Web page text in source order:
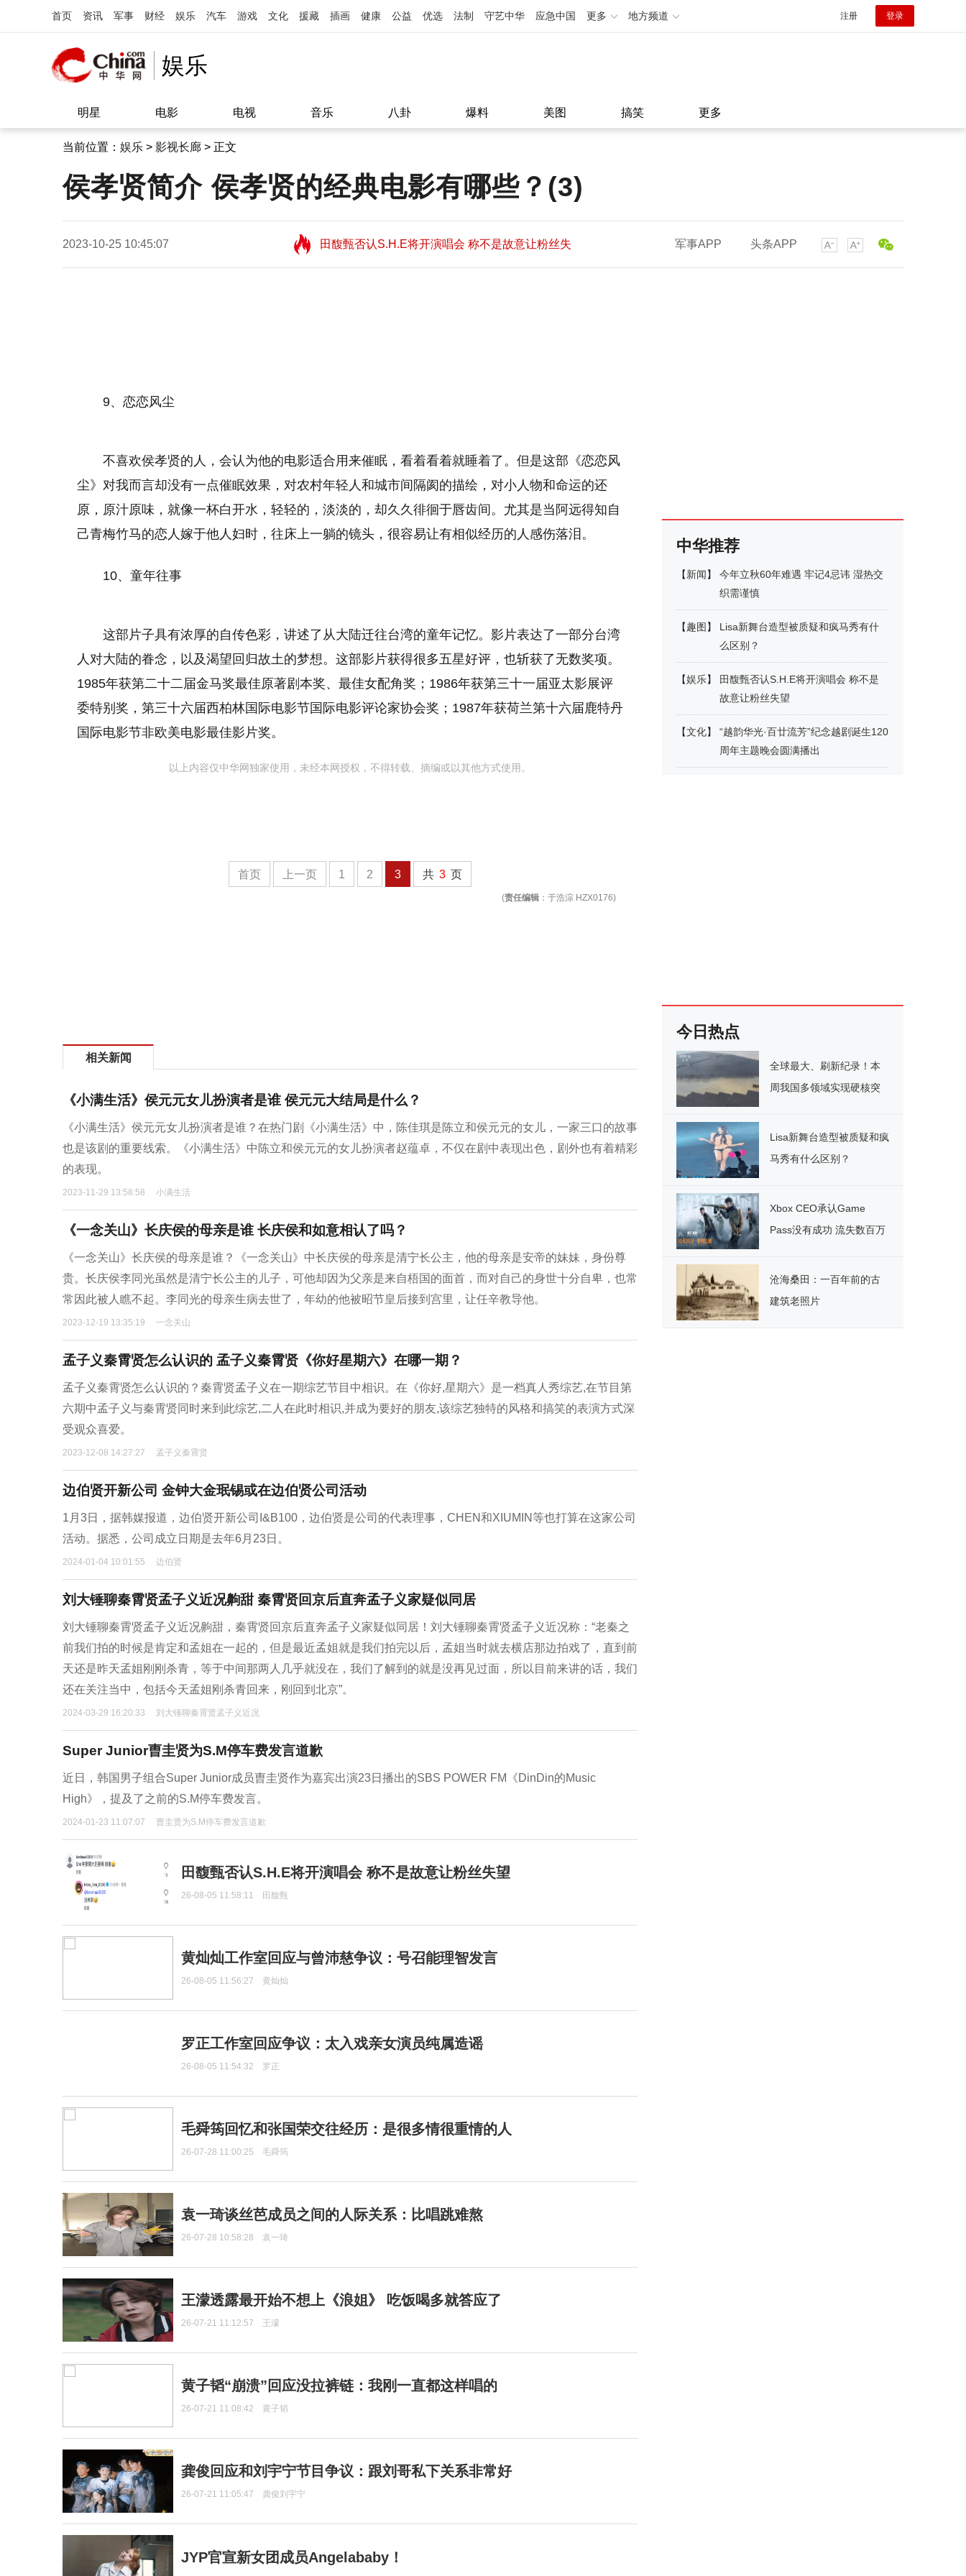
首页 资讯 军事 财经 娱乐 汽车 游戏 文化 援藏 插画 健康 公益 优选 法制 守艺中华 应急中国 更多 地方频道 注册 登录
娱乐
明星 电影 电视 音乐 八卦 爆料 美图 搞笑 更多
当前位置： 娱乐 > 影视长廊 > 正文
侯孝贤简介 侯孝贤的经典电影有哪些？(3)
2023-10-25 10:45:07
田馥甄否认S.H.E将开演唱会 称不是故意让粉丝失
望11:08
田馥甄否认S.H.E将开演唱会 称不是故意让粉丝失
军事APP 头条APP
9、恋恋风尘
不喜欢侯孝贤的人，会认为他的电影适合用来催眠，看着看着就睡着了。但是这部《恋恋风
尘》对我而言却没有一点催眠效果，对农村年轻人和城市间隔阂的描绘，对小人物和命运的还
原，原汁原味，就像一杯白开水，轻轻的，淡淡的，却久久徘徊于唇齿间。尤其是当阿远得知自
己青梅竹马的恋人嫁于他人妇时，往床上一躺的镜头，很容易让有相似经历的人感伤落泪。
10、童年往事
这部片子具有浓厚的自传色彩，讲述了从大陆迁往台湾的童年记忆。影片表达了一部分台湾
人对大陆的眷念，以及渴望回归故土的梦想。这部影片获得很多五星好评，也斩获了无数奖项。
1985年获第二十二届金马奖最佳原著剧本奖、最佳女配角奖；1986年获第三十一届亚太影展评
委特别奖，第三十六届西柏林国际电影节国际电影评论家协会奖；1987年获荷兰第十六届鹿特丹
国际电影节非欧美电影最佳影片奖。
以上内容仅中华网独家使用，未经本网授权，不得转载、摘编或以其他方式使用。
首页 上一页 1 2 3 共 3 页
(责任编辑 ：于浩淙 HZX0176)
相关新闻
《小满生活》侯元元女儿扮演者是谁 侯元元大结局是什么？
《小满生活》侯元元女儿扮演者是谁？在热门剧《小满生活》中，陈佳琪是陈立和侯元元的女儿，一家三口的故事
也是该剧的重要线索。《小满生活》中陈立和侯元元的女儿扮演者赵蕴卓，不仅在剧中表现出色，剧外也有着精彩
的表现。
2023-11-29 13:58:58 小满生活
《一念关山》长庆侯的母亲是谁 长庆侯和如意相认了吗？
《一念关山》长庆侯的母亲是谁？《一念关山》中长庆侯的母亲是清宁长公主，他的母亲是安帝的妹妹，身份尊
贵。长庆侯李同光虽然是清宁长公主的儿子，可他却因为父亲是来自梧国的面首，而对自己的身世十分自卑，也常
常因此被人瞧不起。李同光的母亲生病去世了，年幼的他被昭节皇后接到宫里，让任辛教导他。
2023-12-19 13:35:19 一念关山
孟子义秦霄贤怎么认识的 孟子义秦霄贤《你好星期六》在哪一期？
孟子义秦霄贤怎么认识的？秦霄贤孟子义在一期综艺节目中相识。在《你好,星期六》是一档真人秀综艺,在节目第
六期中孟子义与秦霄贤同时来到此综艺,二人在此时相识,并成为要好的朋友,该综艺独特的风格和搞笑的表演方式深
受观众喜爱。
2023-12-08 14:27:27 孟子义秦霄贤
边伯贤开新公司 金钟大金珉锡或在边伯贤公司活动
1月3日，据韩媒报道，边伯贤开新公司I&B100，边伯贤是公司的代表理事，CHEN和XIUMIN等也打算在这家公司
活动。据悉，公司成立日期是去年6月23日。
2024-01-04 10:01:55 边伯贤
刘大锤聊秦霄贤孟子义近况齁甜 秦霄贤回京后直奔孟子义家疑似同居
刘大锤聊秦霄贤孟子义近况齁甜，秦霄贤回京后直奔孟子义家疑似同居！刘大锤聊秦霄贤孟子义近况称：“老秦之
前我们拍的时候是肯定和孟姐在一起的，但是最近孟姐就是我们拍完以后，孟姐当时就去横店那边拍戏了，直到前
天还是昨天孟姐刚刚杀青，等于中间那两人几乎就没在，我们了解到的就是没再见过面，所以目前来讲的话，我们
还在关注当中，包括今天孟姐刚杀青回来，刚回到北京”。
2024-03-29 16:20:33 刘大锤聊秦霄贤孟子义近况
Super Junior曺圭贤为S.M停车费发言道歉
近日，韩国男子组合Super Junior成员曺圭贤作为嘉宾出演23日播出的SBS POWER FM《DinDin的Music
High》，提及了之前的S.M停车费发言。
2024-01-23 11:07:07 曺圭贤为S.M停车费发言道歉
田馥甄否认S.H.E将开演唱会 称不是故意让粉丝失望
26-08-05 11:58:11 田馥甄
黄灿灿工作室回应与曾沛慈争议：号召能理智发言
26-08-05 11:56:27 黄灿灿
罗正工作室回应争议：太入戏亲女演员纯属造谣
26-08-05 11:54:32 罗正
毛舜筠回忆和张国荣交往经历：是很多情很重情的人
26-07-28 11:00:25 毛舜筠
袁一琦谈丝芭成员之间的人际关系：比唱跳难熬
26-07-28 10:58:28 袁一琦
王濛透露最开始不想上《浪姐》 吃饭喝多就答应了
26-07-21 11:12:57 王濛
黄子韬“崩溃”回应没拉裤链：我刚一直都这样唱的
26-07-21 11:08:42 黄子韬
龚俊回应和刘宇宁节目争议：跟刘哥私下关系非常好
26-07-21 11:05:47 龚俊刘宇宁
JYP官宣新女团成员Angelababy！
中华推荐
【新闻】
今年立秋60年难遇 牢记4忌讳 湿热交
织需谨慎
【趣图 】
Lisa新舞台造型被质疑和疯马秀有什
么区别？
【娱乐】
田馥甄否认S.H.E将开演唱会 称不是
故意让粉丝失望
【文化】
“越韵华光·百廿流芳”纪念越剧诞生120
周年主题晚会圆满播出
今日热点
全球最大、刷新纪录！本
周我国多领域实现硬核突
Lisa新舞台造型被质疑和疯
马秀有什么区别？
Xbox CEO承认Game
Pass没有成功 流失数百万
沧海桑田：一百年前的古
建筑老照片